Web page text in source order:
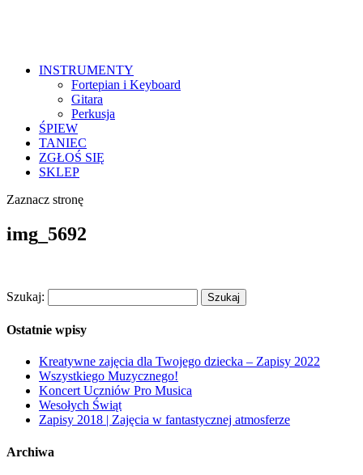
INSTRUMENTY
Fortepian i Keyboard
Gitara
Perkusja
ŚPIEW
TANIEC
ZGŁOŚ SIĘ
SKLEP
Zaznacz stronę
img_5692
Szukaj:
Ostatnie wpisy
Kreatywne zajęcia dla Twojego dziecka – Zapisy 2022
Wszystkiego Muzycznego!
Koncert Uczniów Pro Musica
Wesołych Świąt
Zapisy 2018 | Zajęcia w fantastycznej atmosferze
Archiwa